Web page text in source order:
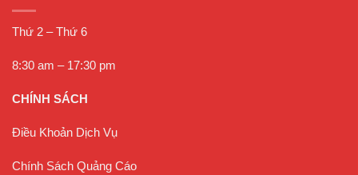
Thứ 2 – Thứ 6
8:30 am – 17:30 pm
CHÍNH SÁCH
Điều Khoản Dịch Vụ
Chính Sách Quảng Cáo